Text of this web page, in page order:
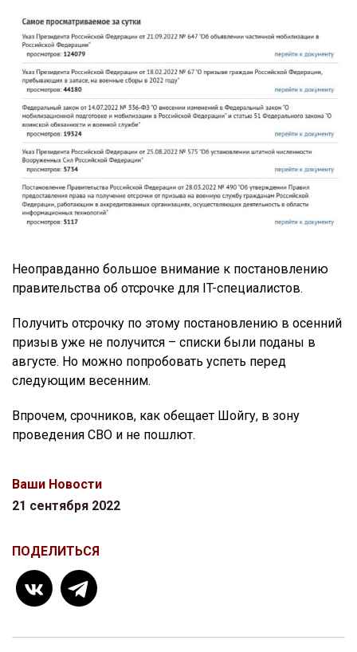
Неоправданно большое внимание к постановлению
правительства об отсрочке для IT-специалистов.
Получить отсрочку по этому постановлению в осенний
призыв уже не получится – списки были поданы в
августе. Но можно попробовать успеть перед
следующим весенним.
Впрочем, срочников, как обещает Шойгу, в зону
проведения СВО и не пошлют.
Ваши Новости
21 сентября 2022
ПОДЕЛИТЬСЯ